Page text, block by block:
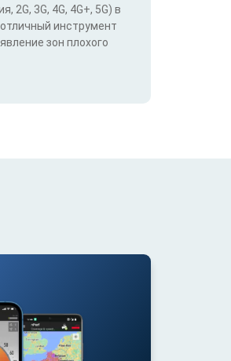
3G, 4G, 4G+, 5G) в
инструмент
зон плохого